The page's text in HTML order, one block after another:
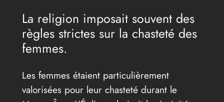
La religion imposait souvent des
règles strictes sur la chasteté des
femmes.
Les femmes étaient particulièrement
valorisées pour leur chasteté durant le